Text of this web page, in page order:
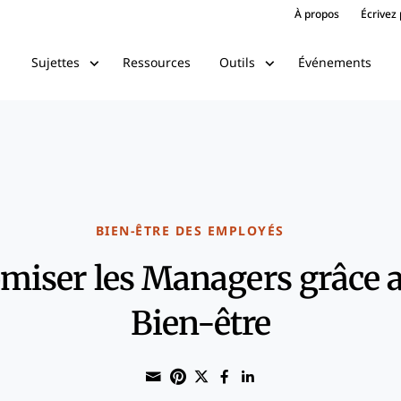
À propos Écrivez
Sujettes Ressources Outils Événements
BIEN-ÊTRE DES EMPLOYÉS
les Managers grâce
Bien-être
Share through Email
Print this page
Share on Pinterest
Share on Twitter
Share on